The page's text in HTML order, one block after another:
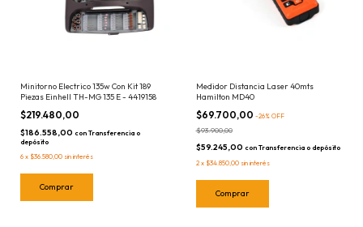
Minitorno Electrico 135w Con Kit 189
Piezas Einhell TH-MG 135 E - 4419158
$219.480,00
$186.558,00 con Transferencia o
depósito
6 x $36.580,00 sin interés
Medidor Distancia Laser 40mts
Hamilton MD40
$69.700,00 -26% OFF
$93.900,00
$59.245,00 con Transferencia o depósito
2 x $34.850,00 sin interés